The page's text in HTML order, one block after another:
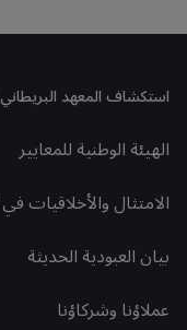
استكشاف المعهد البريطاني
الهيئة الوطنية للمعايير
الامتثال والأخلاقيات
بيان العبودية الحديثة
عملاؤنا وشركاؤنا